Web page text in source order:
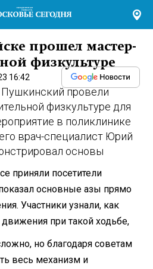
прошел мастер-
физкультуре
16:42
Пушкинский провели
физкультуре для
в поликлинике
врач-специалист Юрий
основы
приняли посетители
основные азы прямо
Участники узнали, как
при такой ходьбе,
но благодаря советам
весь механизм и